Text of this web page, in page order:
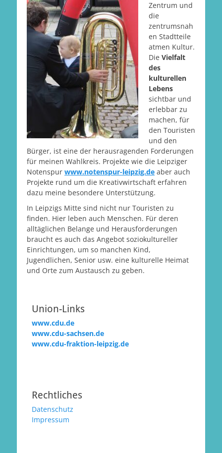
Zentrum und
die
zentrumsnah
en Stadtteile
atmen Kultur.
Die Vielfalt
des
kulturellen
Lebens
sichtbar und
erlebbar zu
machen, für
den Touristen
und den
Bürger, ist eine der herausragenden Forderungen
für meinen Wahlkreis. Projekte wie die Leipziger
Notenspur www.notenspur-leipzig.de aber auch
Projekte rund um die Kreativwirtschaft erfahren
dazu meine besondere Unterstützung.
In Leipzigs Mitte sind nicht nur Touristen zu
finden. Hier leben auch Menschen. Für deren
alltäglichen Belange und Herausforderungen
braucht es auch das Angebot soziokultureller
Einrichtungen, um so manchen Kind,
Jugendlichen, Senior usw. eine kulturelle Heimat
und Orte zum Austausch zu geben.
Union-Links
www.cdu.de
www.cdu-sachsen.de
www.cdu-fraktion-leipzig.de
Rechtliches
Datenschutz
Impressum